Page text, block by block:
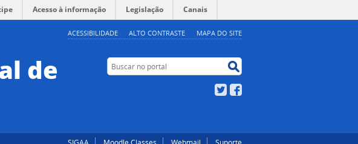
ACESSIBILIDADE ALTO CONTRASTE MAPA DO SITE
Acesso à informação Legislação Canais
de Buscar no portal
Twitter